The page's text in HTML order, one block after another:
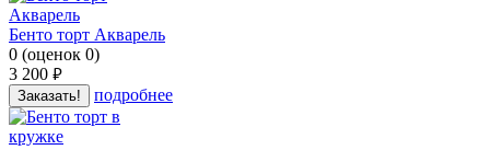
Бенто торт Акварель
0 (оценок 0)
3 200 руб.
Заказать! подробнее